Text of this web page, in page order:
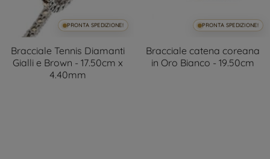
PRONTA SPEDIZIONE!
Bracciale Tennis Diamanti
Gialli e Brown - 17.50cm x
4.40mm
PRONTA SPEDIZIONE!
Bracciale catena coreana
in Oro Bianco - 19.50cm